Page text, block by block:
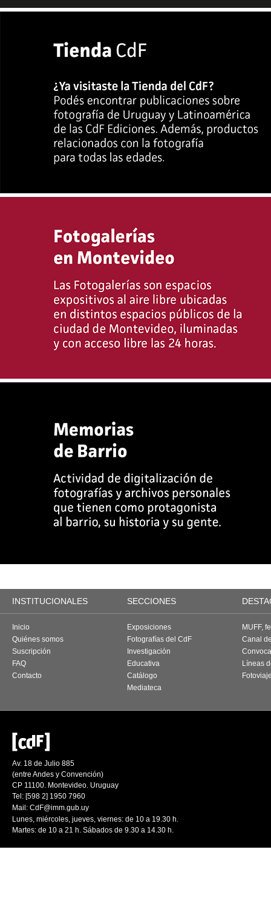
INSTITUCIONALES SECCIONES
Inicio
Quiénes somos
Suscripción
FAQ
Contacto
Exposiciones
Fotografías del CdF
Investigación
Educativa
Catálogo
Mediateca
MUFF,
Canal
Líneas
Av. 18 de Julio 885
(entre Andes y Convención)
CP 11100. Montevideo. Uruguay
Tel: [598 2] 1950 7960
Mail: CdF@imm.gub.uy
Lunes, miércoles, jueves, viernes: de 10 a 19.30 h.
Martes: de 10 a 21 h. Sábados de 9.30 a 14.30 h.